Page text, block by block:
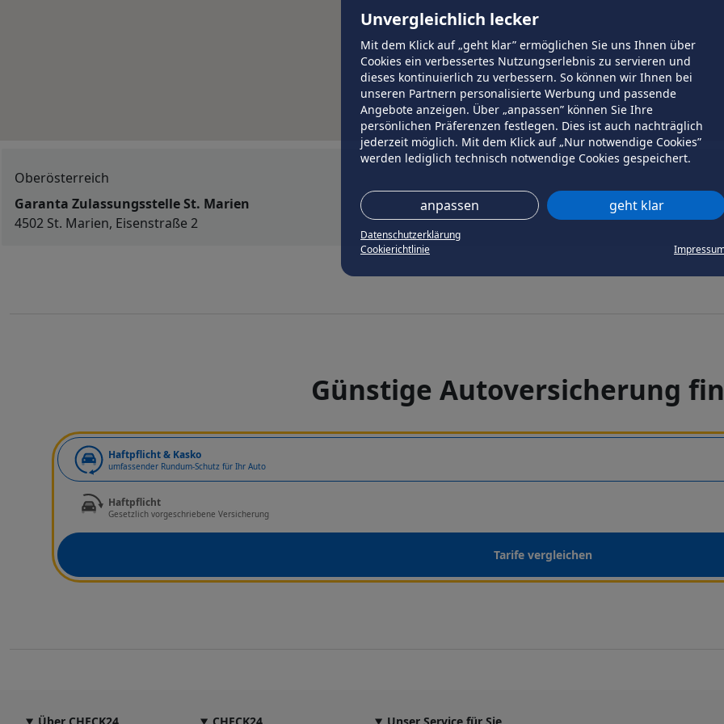
Unvergleichlich lecker
Mit dem Klick auf „geht klar” ermöglichen Sie uns Ihnen über
Cookies ein verbessertes Nutzungserlebnis zu servieren und
dieses kontinuierlich zu verbessern. So können wir Ihnen bei
unseren Partnern personalisierte Werbung und passende
Angebote anzeigen. Über „anpassen” können Sie Ihre
persönlichen Präferenzen festlegen. Dies ist auch nachträglich
jederzeit möglich. Mit dem Klick auf „Nur notwendige Cookies”
werden lediglich technisch notwendige Cookies gespeichert.
anpassen geht klar
Datenschutzerklärung
Cookierichtlinie
Oberösterreich
Garanta Zulassungsstelle St. Marien
4502 St. Marien, Eisenstraße 2
Günstige Autoversicherung
Haftpflicht & Kasko
umfassender Rundum-Schutz für Ihr Auto
Haftpflicht
Gesetzlich vorgeschriebene Versicherung
Tarife vergleichen